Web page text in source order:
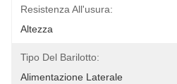
Resistenza All'usura:
Altezza
Tipo Del Barilotto:
Alimentazione Laterale